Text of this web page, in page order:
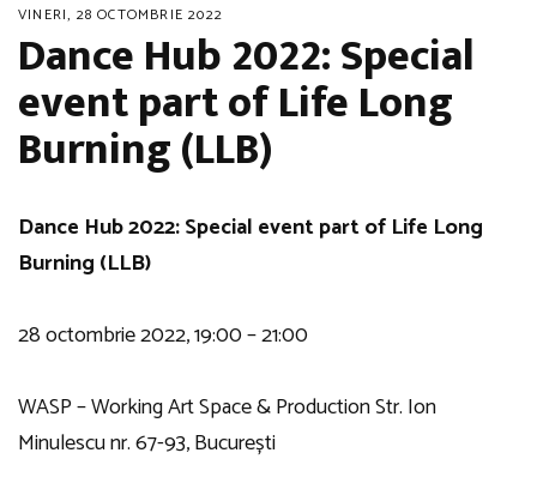
VINERI, 28 OCTOMBRIE 2022
Dance Hub 2022: Special
event part of Life Long
Burning (LLB)
Dance Hub 2022: Special event part of Life Long
Burning (LLB)
28 octombrie 2022, 19:00 – 21:00
WASP – Working Art Space & Production Str. Ion
Minulescu nr. 67-93, București